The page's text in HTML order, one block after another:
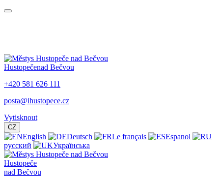
Hustopečenad Bečvou
+420 581 626 111
posta@ihustopece.cz
Vytisknout
CZ
English Deutsch Le français
Espanol
русский
Українська
Hustopeče
nad Bečvou